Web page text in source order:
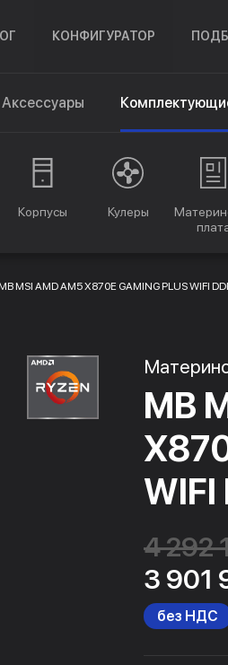
КОНФИГУРАТОР
Аксессуары
Корпусы Кулеры
MSI AMD AM5 X870E GAMING PLUS WIFI
MB
WIFI
4 292
3 901
без НДС